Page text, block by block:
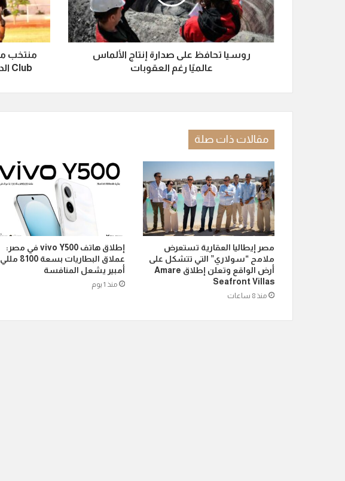
روسيا تحافظ على صدارة إنتاج الألماس
عالميًا رغم العقوبات
Club الدولية بعد الفوز على منتخب نيجيريا
مقالات ذات صلة
مصر إيطاليا العقارية تستعرض
ملامح “سولاري” التي تتشكل على
أرض الواقع وتعلن إطلاق Amare
Seafront Villas
منذ 8 ساعات
إطلاق هاتف vivo Y500 في مصر:
عملاق البطاريات بسعة 8100 مللي
أمبير يشعل المنافسة
منذ 1 يوم